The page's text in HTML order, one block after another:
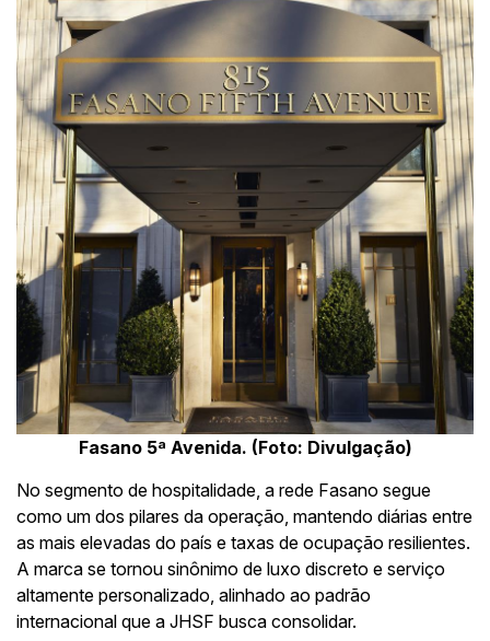
Fasano 5ª Avenida. (Foto: Divulgação)
No segmento de hospitalidade, a rede Fasano segue
como um dos pilares da operação, mantendo diárias entre
as mais elevadas do país e taxas de ocupação resilientes.
A marca se tornou sinônimo de luxo discreto e serviço
altamente personalizado, alinhado ao padrão
internacional que a JHSF busca consolidar.